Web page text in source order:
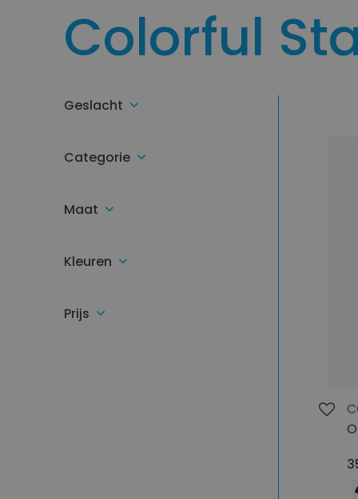
Colorful
Geslacht
Categorie
Maat
Kleuren
Prijs